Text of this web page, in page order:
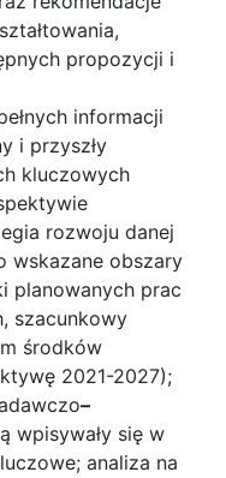
propozycji i
informacji
i przyszły
kluczowych
rozwoju danej
wskazane obszary
planowanych prac
szacunkowy
środków
2021-2027);
–
wpisywały się w
analiza na